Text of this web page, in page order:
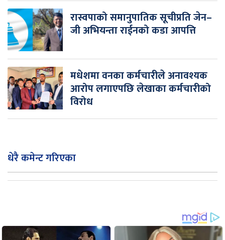
रास्वपाको समानुपातिक सूचीप्रति जेन–
जी अभियन्ता राईनको कडा आपत्ति
मधेशमा वनका कर्मचारीले अनावश्यक
आरोप लगाएपछि लेखाका कर्मचारीको
विरोध
धेरै कमेन्ट गरिएका